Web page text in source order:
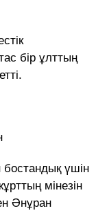
бір ұлттың
бостандық үшін
мінезін
Әнұран